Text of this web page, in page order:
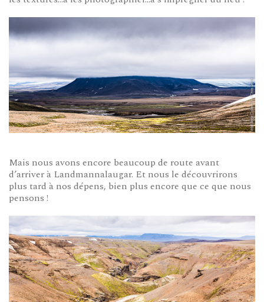
Mais nous avons encore beaucoup de route avant
d’arriver à Landmannalaugar. Et nous le découvrirons
plus tard à nos dépens, bien plus encore que ce que nous
pensons !